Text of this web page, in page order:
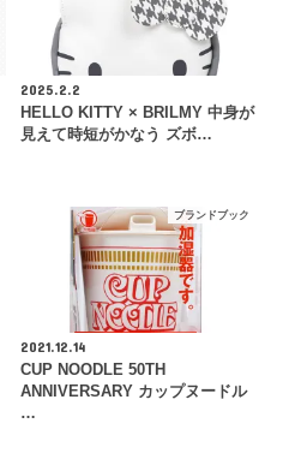
2025.2.2
HELLO KITTY × BRILMY 中身が
見えて時短がかなう ズボ…
ブランドブック
2021.12.14
CUP NOODLE 50TH
ANNIVERSARY カップヌードル
…